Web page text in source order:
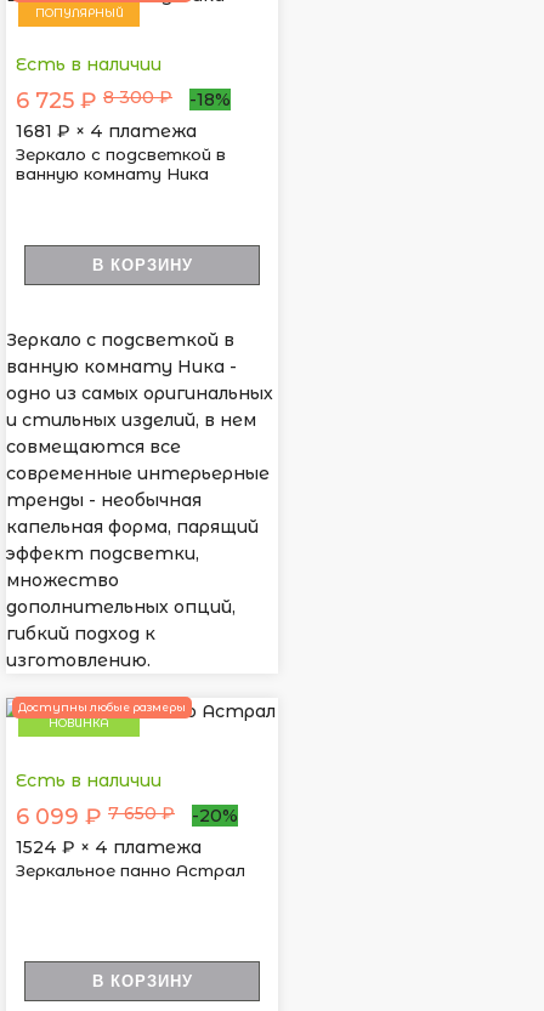
ПОПУЛЯРНЫЙ
Есть в наличии
6 725 ₽ 8 300 ₽
-18%
1681 ₽ × 4 платежа
Зеркало с подсветкой в
ванную комнату Ника
В КОРЗИНУ
Зеркало с подсветкой в
ванную комнату Ника -
одно из самых оригинальных
и стильных изделий, в нем
совмещаются все
современные интерьерные
тренды - необычная
капельная форма, парящий
эффект подсветки,
множество
дополнительных опций,
гибкий подход к
изготовлению.
НОВИНКА
Доступны любые размеры
Есть в наличии
6 099 ₽ 7 650 ₽
-20%
1524 ₽ × 4 платежа
Зеркальное панно Астрал
В КОРЗИНУ